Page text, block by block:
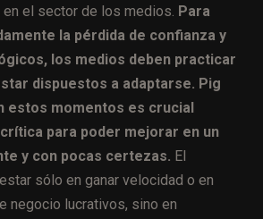
el sector de los medios. Para
la pérdida de confianza y
los medios deben practicar
dispuestos a adaptarse. Pig
estos momentos es crucial
para poder mejorar en un
y con pocas certezas. El
sólo en ganar velocidad o en
negocio lucrativos, sino en